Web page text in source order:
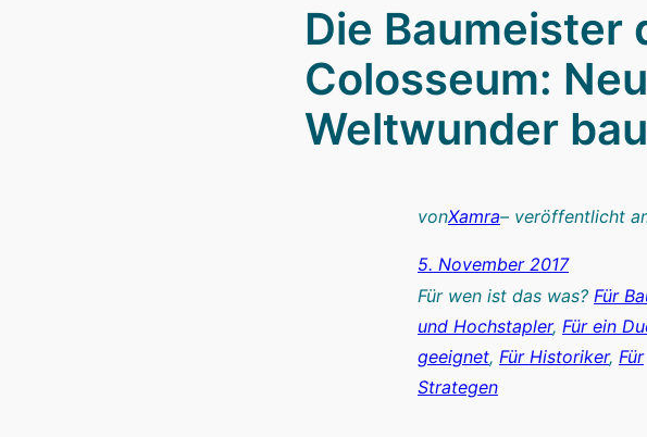
Die Baumeister
Colosseum:
Weltwunder
vonXamra– veröffentlicht
5. November 2017
Für wen ist das was? Für
und Hochstapler, Für ein
geeignet, Für Historiker, Für
Strategen